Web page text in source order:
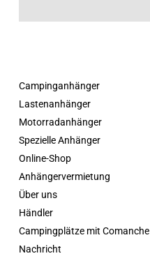
Über uns
Händler
Campingplätze mit Comanche
Nachricht
Campinganhänger
Lastenanhänger
Motorradanhänger
Spezielle Anhänger
Online-Shop
Anhängervermietung